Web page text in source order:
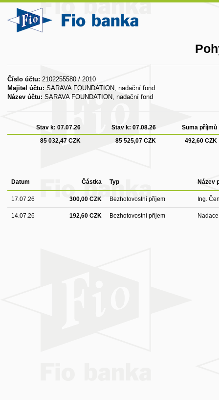
Číslo účtu: 2102255580 / 2010
Majitel účtu: SARAVA FOUNDATION, nadační fond
Název účtu: SARAVA FOUNDATION, nadační fond
Stav k: 07.07.26 Stav k: 07.08.26
Suma příjmů
85 032,47 CZK
85 525,07 CZK 492,60 CZK
Datum Částka Typ Název
17.07.26 300,00 CZK Bezhotovostní příjem Ing.
14.07.26 192,60 CZK Bezhotovostní příjem